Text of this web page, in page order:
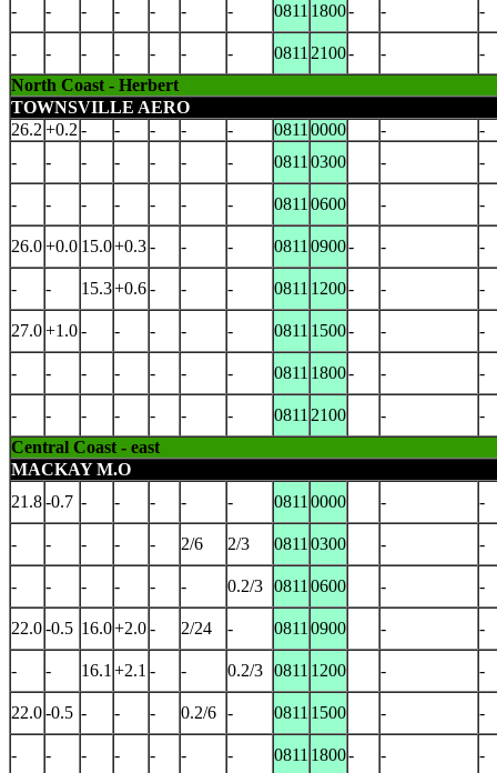
- - - - - - - 0811 1800- - -
- - - - - - - 0811 2100- -
-
North Coast - Herbert
TOWNSVILLE AERO
26.2 +0.2 - - - - - 0811 0000 -
-
-
- - - - - - 0811 0300 - -
- - - - - - - 0811 0600 - -
26.0+0.0 15.0+0.3- - - 0811 0900- - -
- - 15.3+0.6- - - 0811 1200- - -
27.0+1.0- - - - - 0811 1500- - -
- - - - - - - 0811 1800- - -
- - - - - - - 0811 2100 -
-
Central Coast - east
MACKAY M.O
21.8-0.7 - - - - - 0811 0000 - -
- - - - - 2/6 2/3 0811 0300 - -
- - - - - - 0.2/3 0811 0600 - -
22.0-0.5 16.0+2.0- 2/24 - 0811 0900 - -
- - 16.1 +2.1 - - 0.2/3 0811 1200 - -
22.0-0.5 - - - 0.2/6 - 0811 1500 - -
- - - - - - - 0811 1800- - -